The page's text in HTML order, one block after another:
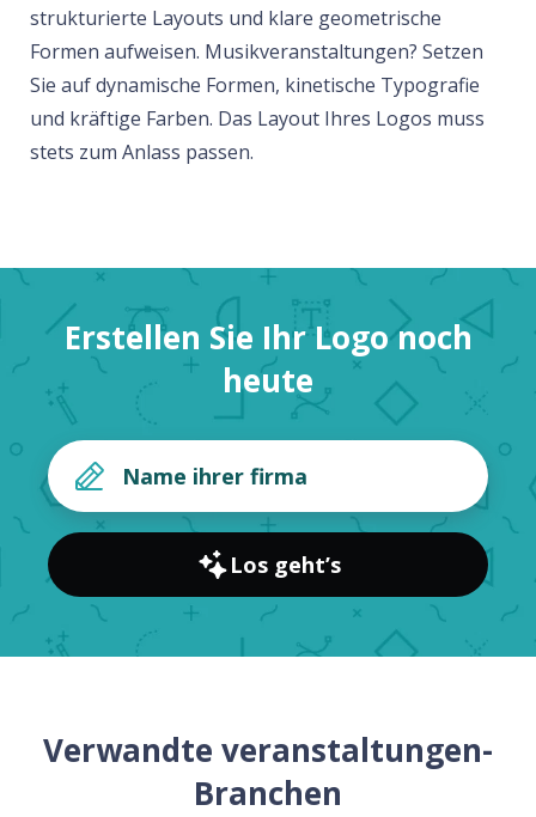
strukturierte Layouts und klare geometrische
Formen aufweisen. Musikveranstaltungen? Setzen
Sie auf dynamische Formen, kinetische Typografie
und kräftige Farben. Das Layout Ihres Logos muss
stets zum Anlass passen.
Erstellen Sie Ihr Logo noch
heute
Los geht’s
Verwandte veranstaltungen-
Branchen